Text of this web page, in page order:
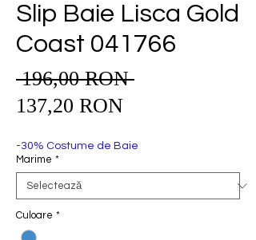
Slip Baie Lisca Gold
Coast 041766
196,00 RON Preț
137,20 RONPreț
-30% Costume de Baie
Marime *
Culoare *